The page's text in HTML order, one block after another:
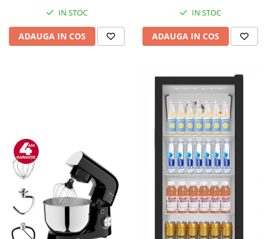
IN STOC
ADAUGA IN COS
IN STOC
ADAUGA IN COS